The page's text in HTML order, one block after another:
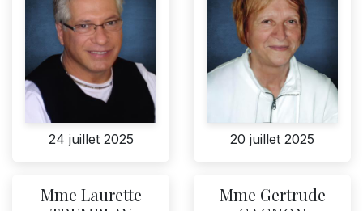
24 juillet 2025 20 juillet 2025
Mme Laurette
Mme Gertrude